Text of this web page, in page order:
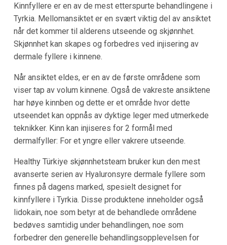
Kinnfyllere er en av de mest etterspurte behandlingene i
Tyrkia. Mellomansiktet er en svært viktig del av ansiktet
når det kommer til alderens utseende og skjønnhet.
Skjønnhet kan skapes og forbedres ved injisering av
dermale fyllere i kinnene.
Når ansiktet eldes, er en av de første områdene som
viser tap av volum kinnene. Også de vakreste ansiktene
har høye kinnben og dette er et område hvor dette
utseendet kan oppnås av dyktige leger med utmerkede
teknikker. Kinn kan injiseres for 2 formål med
dermalfyller: For et yngre eller vakrere utseende.
Healthy Türkiye skjønnhetsteam bruker kun den mest
avanserte serien av Hyaluronsyre dermale fyllere som
finnes på dagens marked, spesielt designet for
kinnfyllere i Tyrkia. Disse produktene inneholder også
lidokain, noe som betyr at de behandlede områdene
bedøves samtidig under behandlingen, noe som
forbedrer den generelle behandlingsopplevelsen for